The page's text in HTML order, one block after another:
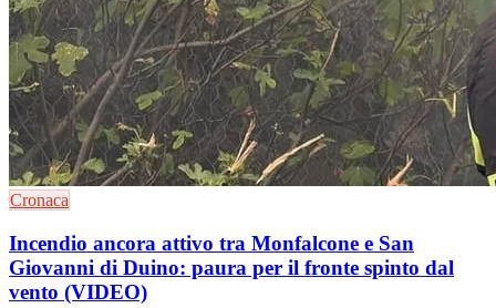
Cronaca
Incendio ancora attivo tra Monfalcone e San
Giovanni di Duino: paura per il fronte spinto dal
vento (VIDEO)